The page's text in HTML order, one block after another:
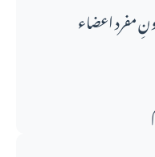
مفرد اعضاء